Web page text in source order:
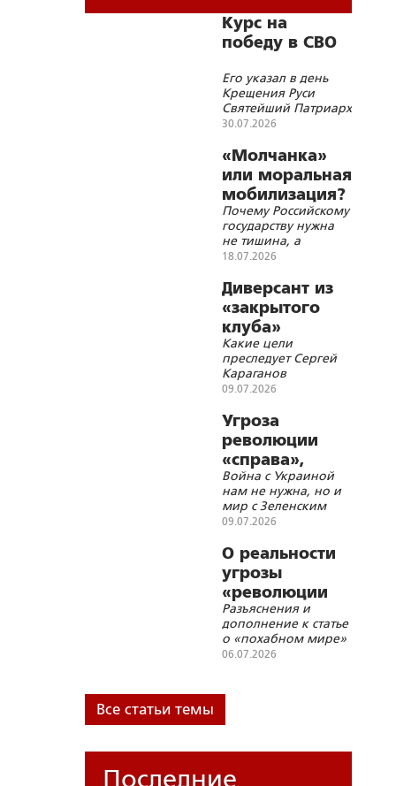
Курс на
победу в СВО
Его указал в день
Крещения Руси
Святейший Патриарх
Кирилл
30.07.2026
«Молчанка»
или моральная
мобилизация?
Почему Российскому
государству нужна
не тишина, а
доверие
18.07.2026
Диверсант из
«закрытого
клуба»
Какие цели
преследует Сергей
Караганов
09.07.2026
Угроза
революции
«справа»,
«слева» и
«сверху»…
Война с Украиной
нам не нужна, но и
мир с Зеленским
или с гонителями
Украине – тоже не
нужны
09.07.2026
О реальности
угрозы
«революции
справа»
Разъяснения и
дополнение к статье
о «похабном мире»
06.07.2026
Все статьи темы
Последние